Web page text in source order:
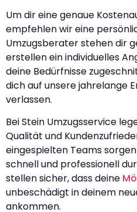
Um dir eine genaue
empfehlen wir eine
Umzugsberater stehen dir
erstellen ein individuelles
deine Bedürfnisse
dich auf unsere jahrelange
verlassen.
Bei Stein Umzugsservice
Qualität und
eingespielten Teams
schnell und professionell
stellen sicher, dass deine
unbeschädigt in deinem
ankommen.